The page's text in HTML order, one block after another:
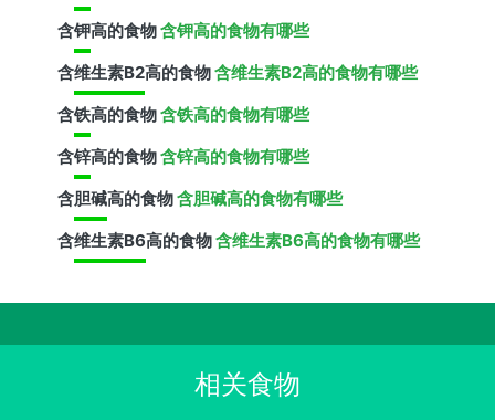
含钾高的食物含钾高的食物有哪些
含维生素B2高的食物含维生素B2高的食物有哪些
含铁高的食物含铁高的食物有哪些
含锌高的食物含锌高的食物有哪些
含胆碱高的食物含胆碱高的食物有哪些
含维生素B6高的食物含维生素B6高的食物有哪些
相关食物